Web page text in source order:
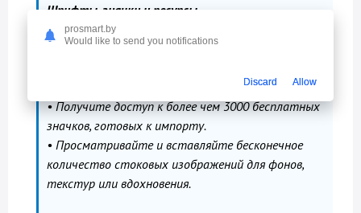
Шрифты, значки и ресурсы
• Выбирайте из более чем 1500 встроенных
шрифтов или импортируйте собственные.
• Получите доступ к более чем 3000 бесплатных
значков, готовых к импорту.
• Просматривайте и вставляйте бесконечное
количество стоковых изображений для фонов,
текстур или вдохновения.
prosmart.by
Would like to send you notifications
Discard Allow